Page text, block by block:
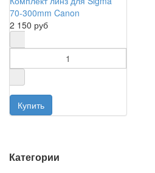
70-300mm Canon
2 150 руб
Категории